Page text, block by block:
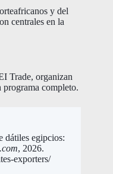
y del
centrales en la
Trade, organizan
programa completo.
dátiles egipcios:
, 2026.
exporters/